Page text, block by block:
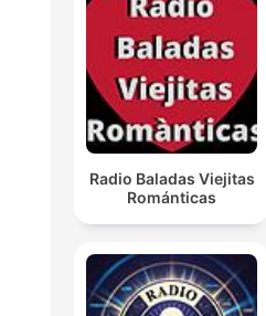
Radio Baladas Viejitas
Románticas